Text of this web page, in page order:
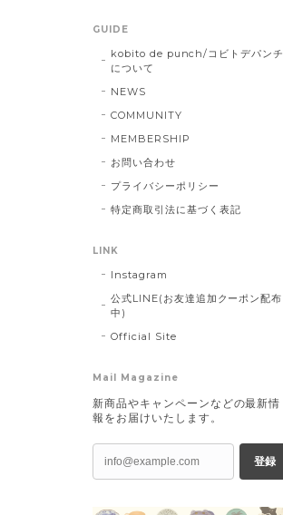
GUIDE
kobito de punch/コビトデパンチ
について
NEWS
COMMUNITY
MEMBERSHIP
お問い合わせ
プライバシーポリシー
特定商取引法に基づく表記
LINK
Instagram
公式LINE(お友達追加クーポン配布
中)
Official Site
Mail Magazine
新商品やキャンペーンなどの最新情
報をお届けいたします。
登録